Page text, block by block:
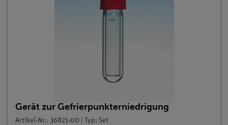
Gerät zur Gefrierpunkterniedrigung
Artikel-Nr.: 36821-00 | Typ: Set